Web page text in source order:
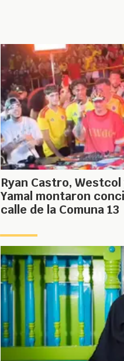
Ryan Castro, Westcol
Yamal montaron
calle de la Comuna 13